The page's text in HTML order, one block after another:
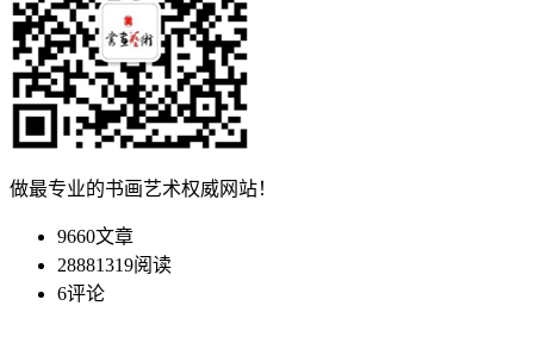
做最专业的书画艺术权威网站！
9660文章
28881319阅读
6评论